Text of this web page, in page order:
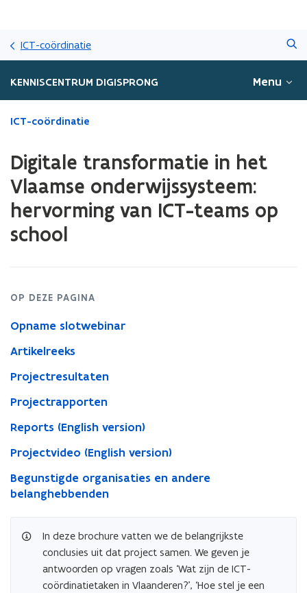
gaan
ICT-coördinatie
KENNISCENTRUM DIGISPRONG Menu
Gedaan
bevindt
zich
op:
Digitale
transformatie
onderwijssysteem:
van
teams
school
ICT-coördinatie
Digitale transformatie in het
Vlaamse onderwijssysteem:
hervorming van ICT-teams op
school
OP DEZE PAGINA
Opname slotwebinar
Artikelreeks
Projectresultaten
Projectrapporten
Reports (English version)
Projectvideo (English version)
Begunstigde organisaties en andere
belanghebbenden
In deze brochure vatten we de belangrijkste
conclusies uit dat project samen. We geven je
antwoorden op vragen zoals ‘Wat zijn de ICT-
coördinatietaken in Vlaanderen?’, ‘Hoe stel je een